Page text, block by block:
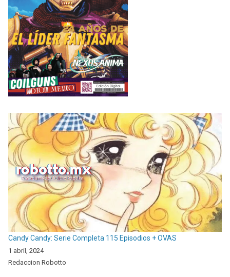
Candy Candy: Serie Completa 115 Episodios + OVAS
1 abril, 2024
Redaccion Robotto